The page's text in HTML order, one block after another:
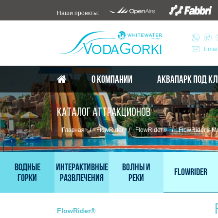
Наши проекты:
О КОМПАНИИ АКВАПАРК ПОД
КАТАЛОГ АТТРАКЦИОНОВ
Главная / FlowRider / FlowRider® / FlowRider®
Водные
горки
Интерактивные
развлечения
Волны и
реки
FlowRider
FlowRider®